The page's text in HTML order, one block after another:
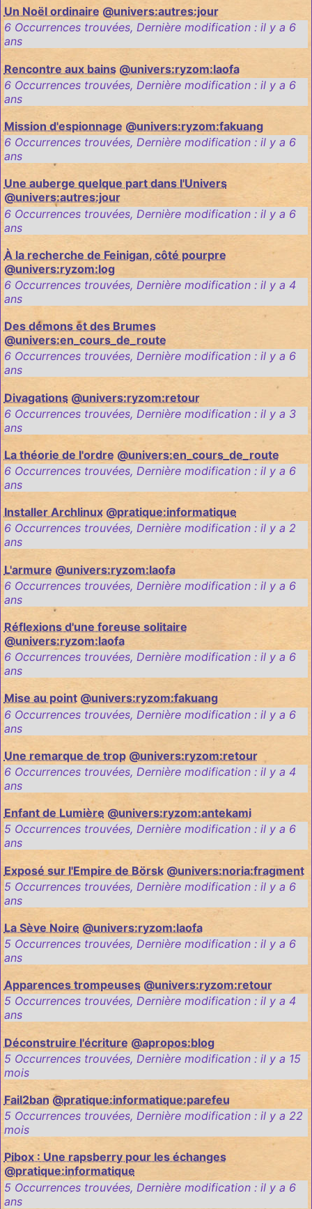
Un Noël ordinaire @univers:autres:jour
6 Occurrences trouvées, Dernière modification : il y a 6
ans
Rencontre aux bains @univers:ryzom:laofa
6 Occurrences trouvées, Dernière modification : il y a 6
ans
Mission d'espionnage @univers:ryzom:fakuang
6 Occurrences trouvées, Dernière modification : il y a 6
ans
Une auberge quelque part dans l'Univers
@univers:autres:jour
6 Occurrences trouvées, Dernière modification : il y a 6
ans
À la recherche de Feinigan, côté pourpre
@univers:ryzom:log
6 Occurrences trouvées, Dernière modification : il y a 4
ans
Des démons et des Brumes
@univers:en_cours_de_route
6 Occurrences trouvées, Dernière modification : il y a 6
ans
Divagations @univers:ryzom:retour
6 Occurrences trouvées, Dernière modification : il y a 3
ans
La théorie de l'ordre @univers:en_cours_de_route
6 Occurrences trouvées, Dernière modification : il y a 6
ans
Installer Archlinux @pratique:informatique
6 Occurrences trouvées, Dernière modification : il y a 2
ans
L'armure @univers:ryzom:laofa
6 Occurrences trouvées, Dernière modification : il y a 6
ans
Réflexions d'une foreuse solitaire
@univers:ryzom:laofa
6 Occurrences trouvées, Dernière modification : il y a 6
ans
Mise au point @univers:ryzom:fakuang
6 Occurrences trouvées, Dernière modification : il y a 6
ans
Une remarque de trop @univers:ryzom:retour
6 Occurrences trouvées, Dernière modification : il y a 4
ans
Enfant de Lumière @univers:ryzom:antekami
5 Occurrences trouvées, Dernière modification : il y a 6
ans
Exposé sur l'Empire de Börsk @univers:noria:fragment
5 Occurrences trouvées, Dernière modification : il y a 6
ans
La Sève Noire @univers:ryzom:laofa
5 Occurrences trouvées, Dernière modification : il y a 6
ans
Apparences trompeuses @univers:ryzom:retour
5 Occurrences trouvées, Dernière modification : il y a 4
ans
Déconstruire l'écriture @apropos:blog
5 Occurrences trouvées, Dernière modification : il y a 15
mois
Fail2ban @pratique:informatique:parefeu
5 Occurrences trouvées, Dernière modification : il y a 22
mois
Pibox : Une rapsberry pour les échanges
@pratique:informatique
5 Occurrences trouvées, Dernière modification : il y a 6
ans